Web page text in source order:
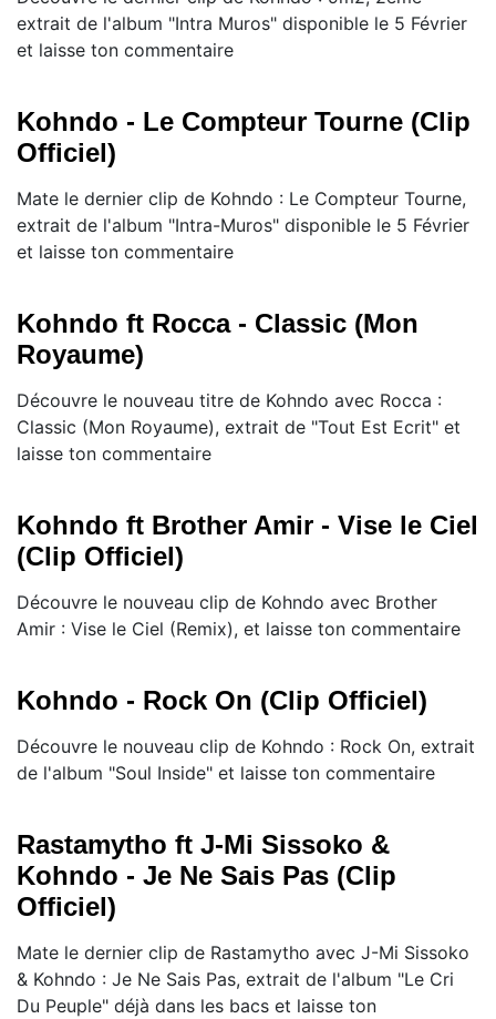
extrait de l'album "Intra Muros" disponible le 5 Février
et laisse ton commentaire
Kohndo - Le Compteur Tourne (Clip
Officiel)
Mate le dernier clip de Kohndo : Le Compteur Tourne,
extrait de l'album "Intra-Muros" disponible le 5 Février
et laisse ton commentaire
Kohndo ft Rocca - Classic (Mon
Royaume)
Découvre le nouveau titre de Kohndo avec Rocca :
Classic (Mon Royaume), extrait de "Tout Est Ecrit" et
laisse ton commentaire
Kohndo ft Brother Amir - Vise le Ciel
(Clip Officiel)
Découvre le nouveau clip de Kohndo avec Brother
Amir : Vise le Ciel (Remix), et laisse ton commentaire
Kohndo - Rock On (Clip Officiel)
Découvre le nouveau clip de Kohndo : Rock On, extrait
de l'album "Soul Inside" et laisse ton commentaire
Rastamytho ft J-Mi Sissoko &
Kohndo - Je Ne Sais Pas (Clip
Officiel)
Mate le dernier clip de Rastamytho avec J-Mi Sissoko
& Kohndo : Je Ne Sais Pas, extrait de l'album "Le Cri
Du Peuple" déjà dans les bacs et laisse ton